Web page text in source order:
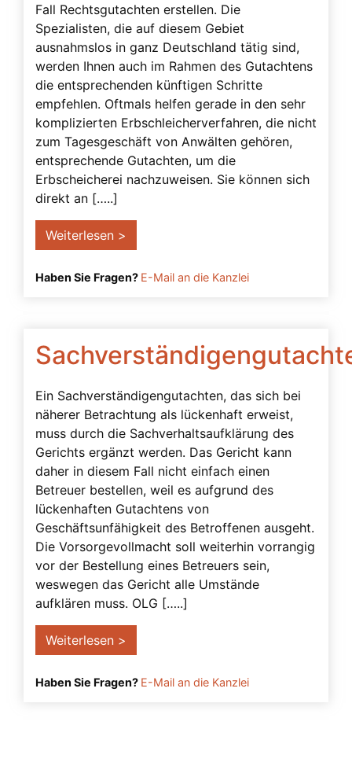
Fall Rechtsgutachten erstellen. Die
Spezialisten, die auf diesem Gebiet
ausnahmslos in ganz Deutschland tätig sind,
werden Ihnen auch im Rahmen des Gutachtens
die entsprechenden künftigen Schritte
empfehlen. Oftmals helfen gerade in den sehr
komplizierten Erbschleicherverfahren, die nicht
zum Tagesgeschäft von Anwälten gehören,
entsprechende Gutachten, um die
Erbscheicherei nachzuweisen. Sie können sich
direkt an […..]
Weiterlesen >
Haben Sie Fragen? E-Mail an die Kanzlei
Ein Sachverständigengutachten, das sich bei
näherer Betrachtung als lückenhaft erweist,
muss durch die Sachverhaltsaufklärung des
Gerichts ergänzt werden. Das Gericht kann
daher in diesem Fall nicht einfach einen
Betreuer bestellen, weil es aufgrund des
lückenhaften Gutachtens von
Geschäftsunfähigkeit des Betroffenen ausgeht.
Die Vorsorgevollmacht soll weiterhin vorrangig
vor der Bestellung eines Betreuers sein,
weswegen das Gericht alle Umstände
aufklären muss. OLG […..]
Weiterlesen >
Haben Sie Fragen? E-Mail an die Kanzlei
Interne Anweisungen
Konten
Kontrollbetreuer
Kontrollbetreuung
Kurator
Missbrauch der Vorsorgevollmacht
Miterben
Musterfälle
Natürlicher Wille
Prokura
Rechtsanwalt
Schenkung
Solidarvollmacht
Strafbarkeit
Testament
Testierfähigkeit
Transmortale Vollmacht
Überwachungsbetreuer
Unternehmervorsorgevollmacht
Urteile